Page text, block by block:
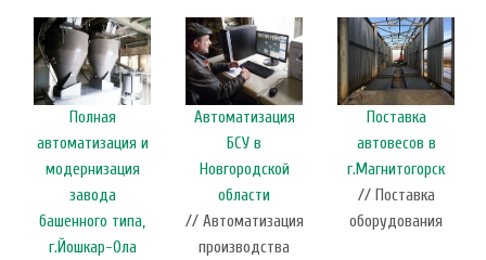
Полная
автоматизация и
модернизация
завода
башенного типа,
г.Йошкар-Ола
Автоматизация
БСУ в
Новгородской
области
// Автоматизация
производства
Поставка
автовесов в
г.Магнитогорск
// Поставка
оборудования